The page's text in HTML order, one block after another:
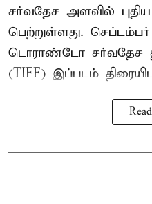
சர்வதேச அளவில்
பெற்றுள்ளது.
டொராண்டோ சர்வதேச
(TIFF) இப்படம்